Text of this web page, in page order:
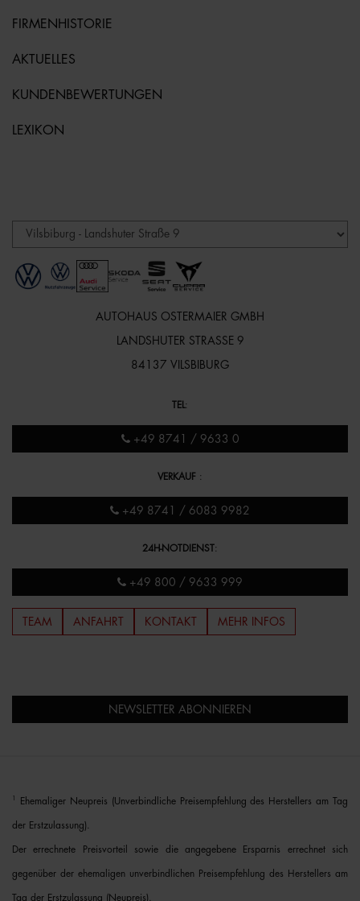
FIRMENHISTORIE
AKTUELLES
KUNDENBEWERTUNGEN
LEXIKON
AUTOHAUS OSTERMAIER GMBH
LANDSHUTER STRASSE 9
84137 VILSBIBURG
TEL :
+49 8741 / 9633 0
VERKAUF :
+49 8741 / 6083 9982
24H-NOTDIENST:
+49 800 / 9633 999
TEAM ANFAHRT KONTAKT MEHR INFOS
NEWSLETTER ABONNIEREN
Ehemaliger Neupreis (Unverbindliche Preisempfehlung des Herstellers am Tag
der Erstzulassung).
Der errechnete Preisvorteil sowie die angegebene Ersparnis errechnet sich
gegenüber der ehemaligen unverbindlichen Preisempfehlung des Herstellers am
Tag der Erstzulassung (Neupreis).